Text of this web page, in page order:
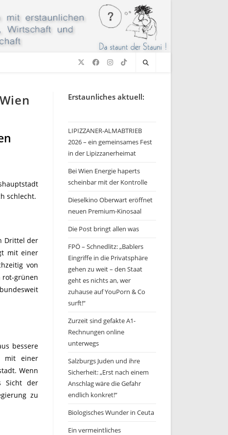
schlecht.
Drittel der
mit einer
von
rot-grünen
bessere
mit einer
Wenn
Sicht der
zu
Erstaunliches aktuell:
LIPIZZANER-ALMABTRIEB
2026 – ein gemeinsames Fest
in der Lipizzanerheimat
Bei Wien Energie haperts
scheinbar mit der Kontrolle
Dieselkino Oberwart eröffnet
neuen Premium-Kinosaal
Die Post bringt allen was
FPÖ – Schnedlitz: „Bablers
Eingriffe in die Privatsphäre
gehen zu weit – den Staat
geht es nichts an, wer
zuhause auf YouPorn & Co
surft!“
Zurzeit sind gefakte A1-
Rechnungen online
unterwegs
Salzburgs Juden und ihre
Sicherheit: „Erst nach einem
Anschlag wäre die Gefahr
endlich konkret!“
Biologisches Wunder in Ceuta
Ein vermeintliches